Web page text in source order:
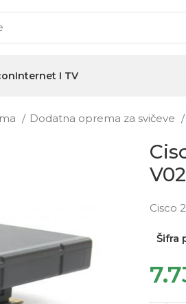
Internet I TV
Dodatna oprema za svičeve
V02
Cisco
Šifra